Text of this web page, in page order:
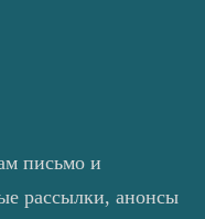
письмо и
рассылки, анонсы